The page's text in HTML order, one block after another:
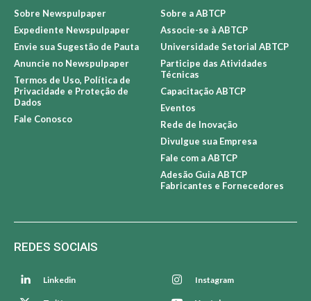
Sobre Newspulpaper
Expediente Newspulpaper
Envie sua Sugestão de Pauta
Anuncie no Newspulpaper
Termos de Uso, Política de
Privacidade e Proteção de
Dados
Fale Conosco
Sobre a ABTCP
Associe-se à ABTCP
Universidade Setorial ABTCP
Participe das Atividades
Técnicas
Capacitação ABTCP
Eventos
Rede de Inovação
Divulgue sua Empresa
Fale com a ABTCP
Adesão Guia ABTCP
Fabricantes e Fornecedores
REDES SOCIAIS
Linkedin Instagram